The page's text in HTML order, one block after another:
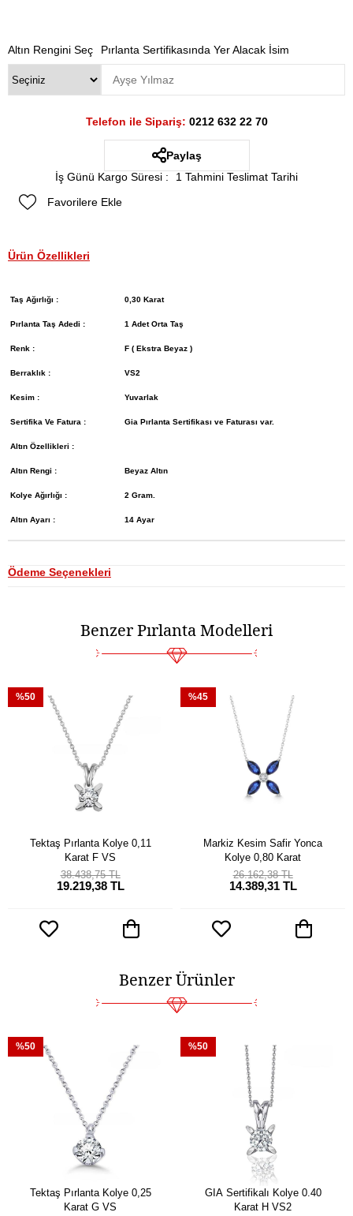
Altın Rengini Seç Pırlanta Sertifikasında Yer Alacak İsim
Telefon ile Sipariş: 0212 632 22 70
Paylaş
İş Günü Kargo Süresi :
1 Tahmini Teslimat Tarihi
Favorilere Ekle
Ürün Özellikleri
Taş Ağırlığı : 0,30 Karat
Pırlanta Taş Adedi : 1 Adet Orta Taş
Renk : F ( Ekstra Beyaz )
Berraklık : VS2
Kesim : Yuvarlak
Sertifika Ve Fatura : Gia Pırlanta Sertifikası ve Faturası var.
Altın Özellikleri :
Altın Rengi : Beyaz Altın
Kolye Ağırlığı : 2 Gram.
Altın Ayarı : 14 Ayar
Ödeme Seçenekleri
Benzer Pırlanta Modelleri
Tektaş Pırlanta Kolye 0,11
Karat F VS
19.219,38 TL
38.438,75 TL
%50
Markiz Kesim Safir Yonca
Kolye 0,80 Karat
14.389,31 TL
26.162,38 TL
%45
Benzer Ürünler
Tektaş Pırlanta Kolye 0,25
Karat G VS
%50
GIA Sertifikalı Kolye 0.40
Karat H VS2
%50